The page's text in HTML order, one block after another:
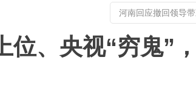
位、央视“穷鬼”